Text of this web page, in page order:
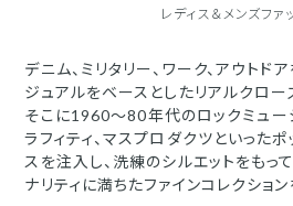
レディス＆メンズファ
デニム、ミリタリー、ワーク、アウトド
ジュアルをベースとしたリアルクロー
そこに1960〜80年代のロックミュー
ラフィティ、マスプロダクツといった
スを注入し、洗練のシルエットをもっ
ナリティに満ちたファインコレクション